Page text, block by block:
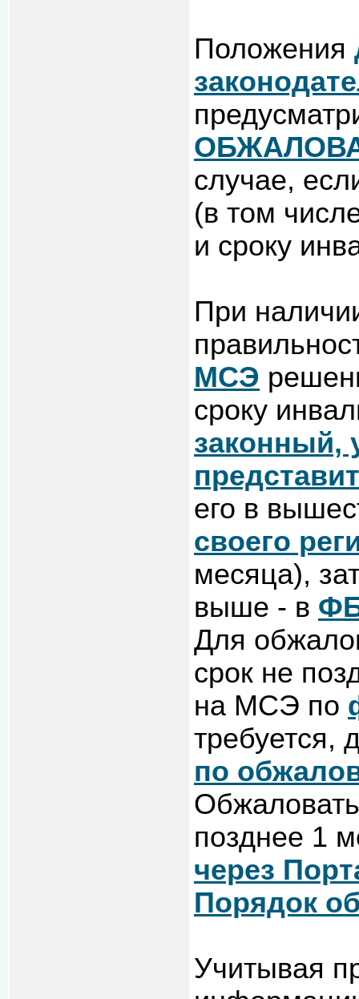
Положения
случае,
(в том
и сроку
При
МСЭ
сроку
законный,
его в
своего
месяца),
выше - в
Для
срок не
на МСЭ по
требуется,
по
позднее 1
через
Порядок
Учитывая